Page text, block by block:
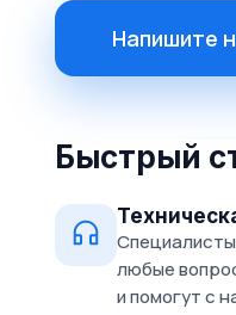
Напишите
Быстрый
любые
и помогут с